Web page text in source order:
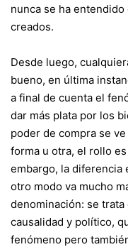
nunca se ha
creados.
Desde luego,
bueno, en última
a final de cuenta el
dar más plata por los
poder de compra se
forma u otra, el rollo
embargo, la diferencia
otro modo va mucho
denominación: se
causalidad y político,
fenómeno pero